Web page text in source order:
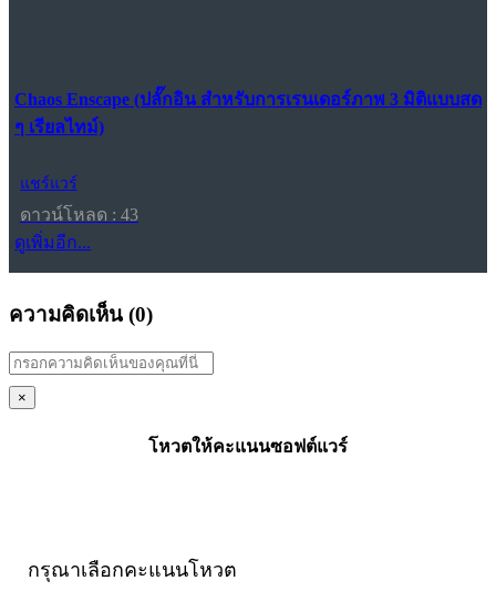
Chaos Enscape (ปลั๊กอิน สำหรับการเรนเดอร์ภาพ 3 มิติแบบสด
ๆ เรียลไทม์)
แชร์แวร์
ดาวน์โหลด : 43
ดูเพิ่มอีก...
ความคิดเห็น (0)
×
โหวตให้คะแนนซอฟต์แวร์
กรุณาเลือกคะแนนโหวต